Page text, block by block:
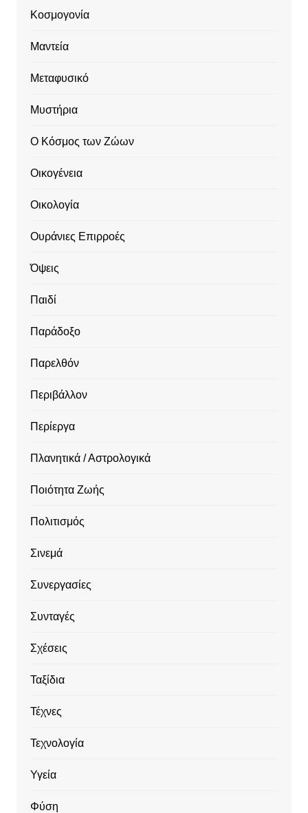
Κοσμογονία
Μαντεία
Μεταφυσικό
Μυστήρια
Ο Κόσμος των Ζώων
Οικογένεια
Οικολογία
Ουράνιες Επιρροές
Όψεις
Παιδί
Παράδοξο
Παρελθόν
Περιβάλλον
Περίεργα
Πλανητικά / Αστρολογικά
Ποιότητα Ζωής
Πολιτισμός
Σινεμά
Συνεργασίες
Συνταγές
Σχέσεις
Ταξίδια
Τέχνες
Τεχνολογία
Υγεία
Φύση